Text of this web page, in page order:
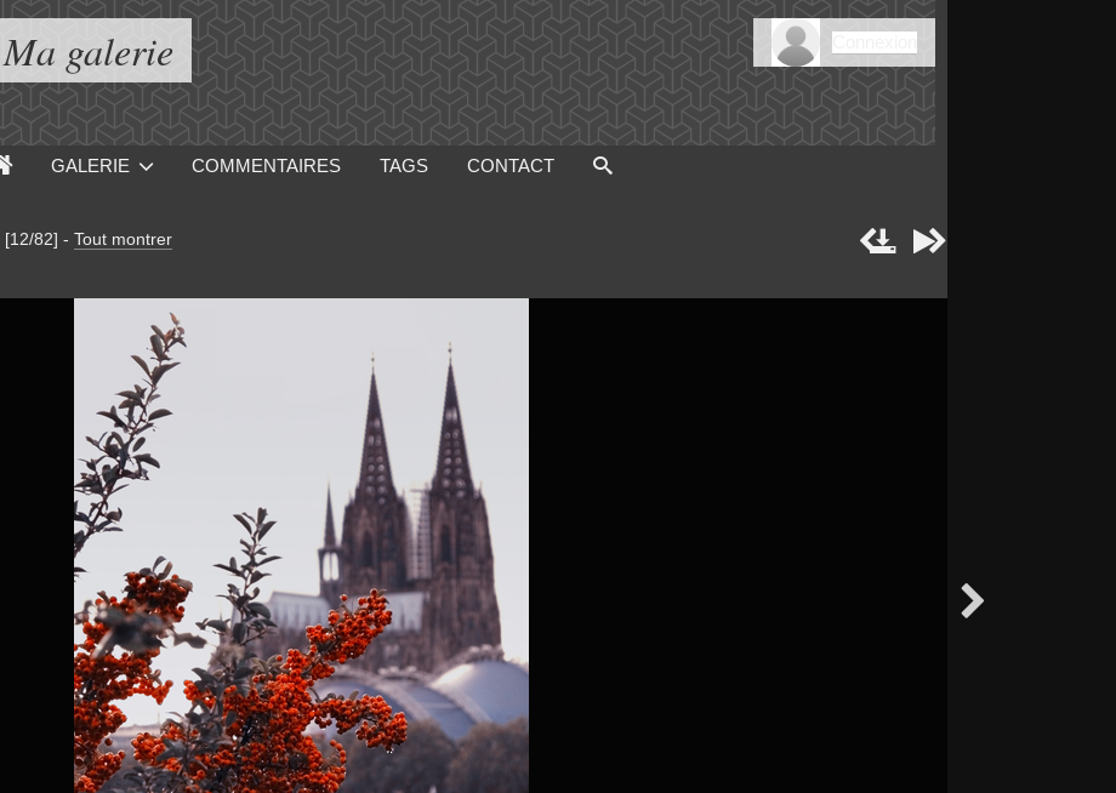
Ma galerie
GALERIE COMMENTAIRES TAGS CONTACT
[12/82] - Tout montrer
 
